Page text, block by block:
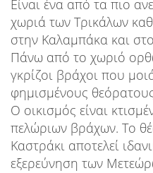
Είναι ένα από τα πιο
χωριά των Τρικάλων
στην Καλαμπάκα και
Πάνω από το χωριό
γκρίζοι βράχοι που
φημισμένους
Ο οικισμός είναι
πελώριων βράχων. Το
Καστράκι αποτελεί
εξερεύνηση των